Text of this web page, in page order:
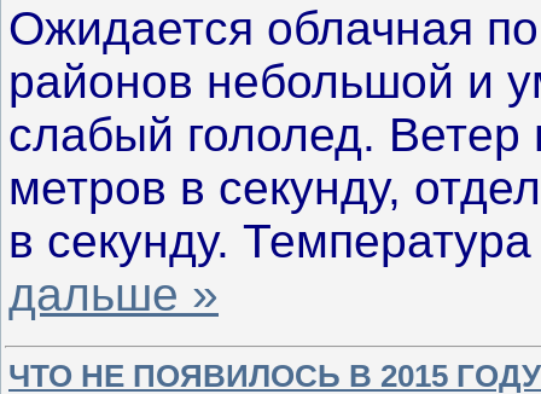
Ожидается облачная
районов небольшой и
слабый гололед.
метров в секунду,
в секунду.
дальше »
ЧТО НЕ ПОЯВИЛОСЬ В 2015